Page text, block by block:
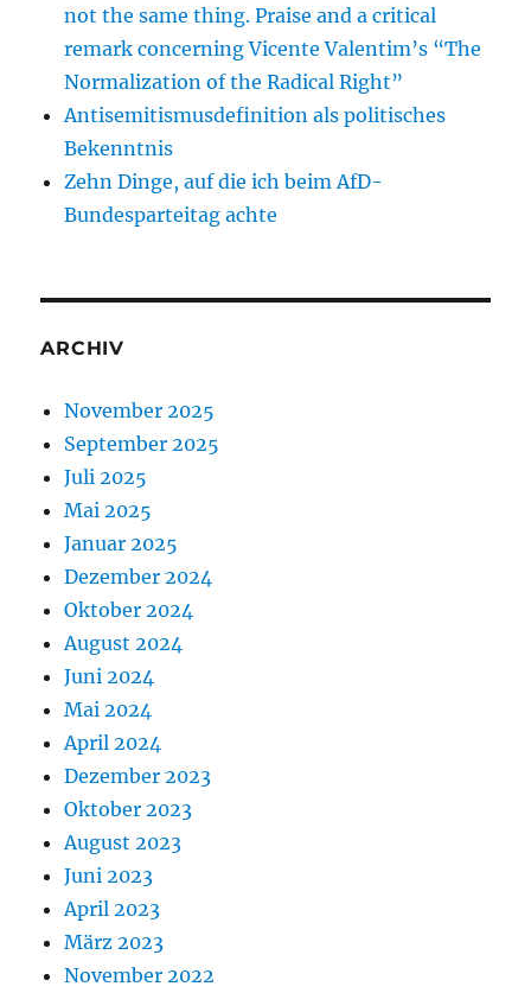
not the same thing. Praise and a critical
remark concerning Vicente Valentim’s “The
Normalization of the Radical Right”
Antisemitismusdefinition als politisches
Bekenntnis
Zehn Dinge, auf die ich beim AfD-
Bundesparteitag achte
ARCHIV
November 2025
September 2025
Juli 2025
Mai 2025
Januar 2025
Dezember 2024
Oktober 2024
August 2024
Juni 2024
Mai 2024
April 2024
Dezember 2023
Oktober 2023
August 2023
Juni 2023
April 2023
März 2023
November 2022